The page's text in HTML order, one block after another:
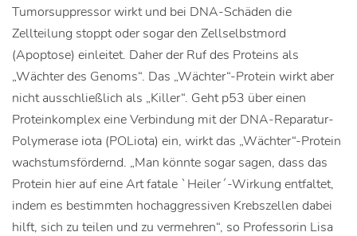
Tumorsuppressor wirkt und bei DNA-Schäden die
Zellteilung stoppt oder sogar den Zellselbstmord
(Apoptose) einleitet. Daher der Ruf des Proteins als
„Wächter des Genoms“. Das „Wächter“-Protein wirkt aber
nicht ausschließlich als „Killer“. Geht p53 über einen
Proteinkomplex eine Verbindung mit der DNA-Reparatur-
Polymerase iota (POLiota) ein, wirkt das „Wächter“-Protein
wachstumsfördernd. „Man könnte sogar sagen, dass das
Protein hier auf eine Art fatale `Heiler´-Wirkung entfaltet,
indem es bestimmten hochaggressiven Krebszellen dabei
hilft, sich zu teilen und zu vermehren“, so Professorin Lisa